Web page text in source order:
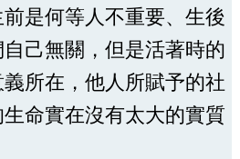
是何等人不重要、生後
己無關，但是活著時的
所在，他人所賦予的社
命實在沒有太大的實質